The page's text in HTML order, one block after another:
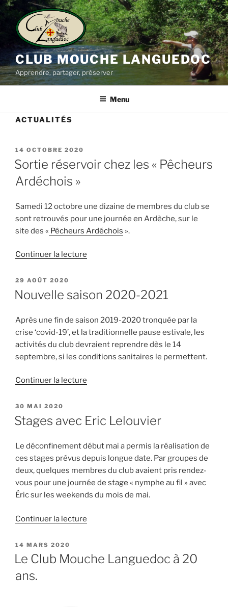
Aller
contenu
principal
CLUB MOUCHE LANGUEDOC
Apprendre, partager, préserver
Menu
ACTUALITÉS
PUBLIÉ
LE
14 OCTOBRE 2020
Sortie réservoir chez les « Pêcheurs
Ardéchois »
Samedi 12 octobre une dizaine de membres du club se
sont retrouvés pour une journée en Ardèche, sur le
site des « Pêcheurs Ardéchois ».
Continuer la lecture
chez
les
Pêcheurs
Ardéchois
» »
PUBLIÉ
LE
29 AOÛT 2020
Nouvelle saison 2020-2021
Après une fin de saison 2019-2020 tronquée par la
crise ‘covid-19’, et la traditionnelle pause estivale, les
activités du club devraient reprendre dès le 14
septembre, si les conditions sanitaires le permettent.
Continuer la lecture
2020-
PUBLIÉ
LE
30 MAI 2020
Stages avec Eric Lelouvier
Le déconfinement début mai a permis la réalisation de
ces stages prévus depuis longue date. Par groupes de
deux, quelques membres du club avaient pris rendez-
vous pour une journée de stage « nymphe au fil » avec
Éric sur les weekends du mois de mai.
Continuer la lecture
Eric
PUBLIÉ
LE
14 MARS 2020
Le Club Mouche Languedoc à 20
ans.